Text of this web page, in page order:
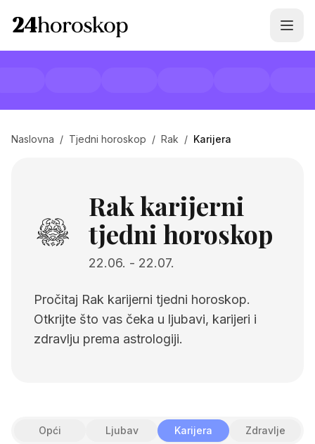
Naslovna / Tjedni horoskop / Rak / Karijera
Rak karijerni
tjedni horoskop
22.06. - 22.07.
Pročitaj Rak karijerni tjedni horoskop.
Otkrijte što vas čeka u ljubavi, karijeri i
zdravlju prema astrologiji.
Opći Ljubav Karijera Zdravlje